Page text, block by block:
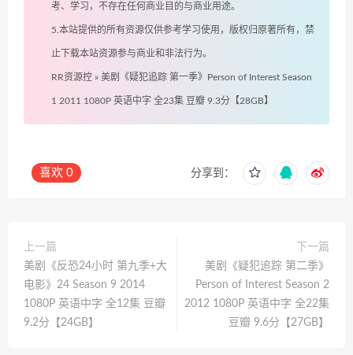
考、学习，不存在任何商业目的与商业用途。
5.本站提供的所有资源仅供参考学习使用，版权归原著所有，禁
止下载本站资源参与商业和非法行为。
RR资源控 » 美剧《疑犯追踪 第一季》Person of Interest Season
1 2011 1080P 英语中字 全23集 豆瓣 9.3分【28GB】
喜欢 0 分享到：
上一篇
美剧《反恐24小时 第九季+大
电影》24 Season 9 2014
1080P 英语中字 全12集 豆瓣
9.2分【24GB】
下一篇
美剧《疑犯追踪 第二季》
Person of Interest Season 2
2012 1080P 英语中字 全22集
豆瓣 9.6分【27GB】